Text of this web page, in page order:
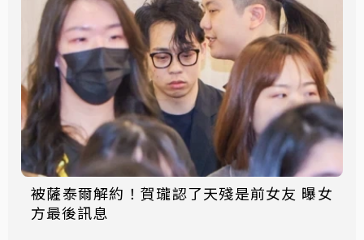
被薩泰爾解約！賀瓏認了天殘是前女友 曝女
方最後訊息